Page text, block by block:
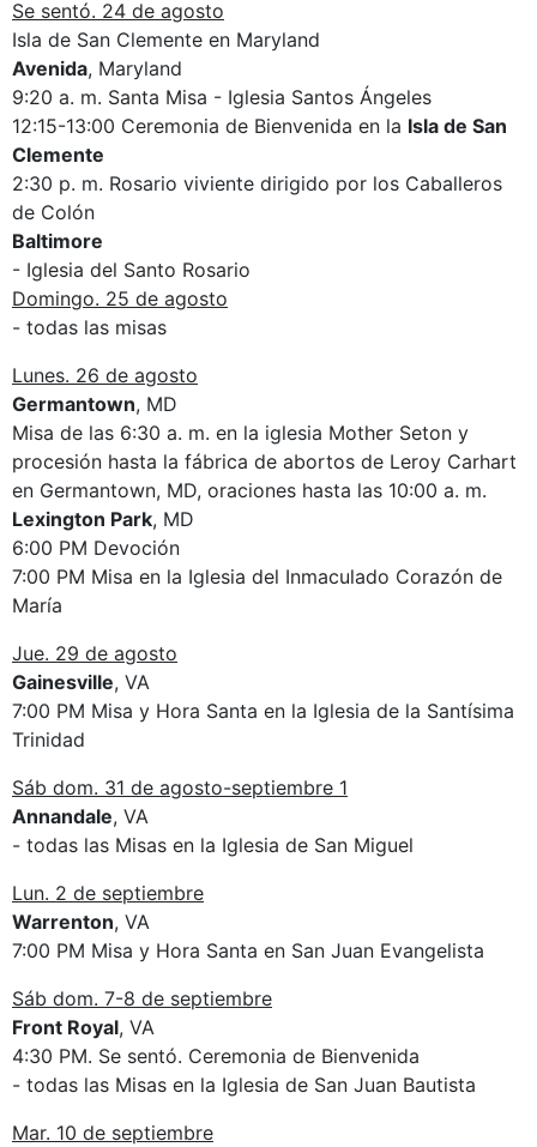
Se sentó. 24 de agosto
Isla de San Clemente en Maryland
Avenida, Maryland
9:20 a. m. Santa Misa - Iglesia Santos Ángeles
12:15-13:00 Ceremonia de Bienvenida en la Isla de San
Clemente
2:30 p. m. Rosario viviente dirigido por los Caballeros
de Colón
Baltimore
- Iglesia del Santo Rosario
Domingo. 25 de agosto
- todas las misas
Lunes. 26 de agosto
Germantown, MD
Misa de las 6:30 a. m. en la iglesia Mother Seton y
procesión hasta la fábrica de abortos de Leroy Carhart
en Germantown, MD, oraciones hasta las 10:00 a. m.
Lexington Park, MD
6:00 PM Devoción
7:00 PM Misa en la Iglesia del Inmaculado Corazón de
María
Jue. 29 de agosto
Gainesville, VA
7:00 PM Misa y Hora Santa en la Iglesia de la Santísima
Trinidad
Sáb dom. 31 de agosto-septiembre 1
Annandale, VA
- todas las Misas en la Iglesia de San Miguel
Lun. 2 de septiembre
Warrenton, VA
7:00 PM Misa y Hora Santa en San Juan Evangelista
Sáb dom. 7-8 de septiembre
Front Royal, VA
4:30 PM. Se sentó. Ceremonia de Bienvenida
- todas las Misas en la Iglesia de San Juan Bautista
Mar. 10 de septiembre